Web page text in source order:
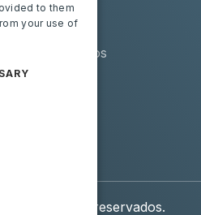
Recursos
Contáctenos
los derechos reservados.
to them
your use of